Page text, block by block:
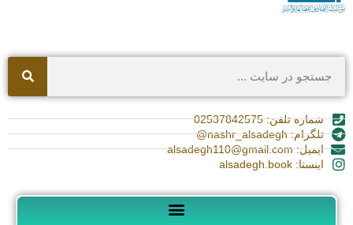
شماره تلفن: 02537842575
تلگرام: nashr_alsadegh@
ایمیل: alsadegh110@gmail.com
اینستا: alsadegh.book